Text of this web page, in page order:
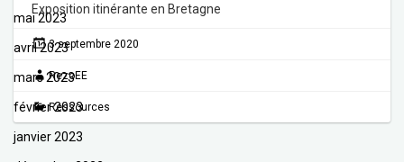
mai 2023
avril 2023
mars 2023
février 2023
janvier 2023
Exposition itinérante en Bretagne
3 septembre 2020
RezoEE
Ressources